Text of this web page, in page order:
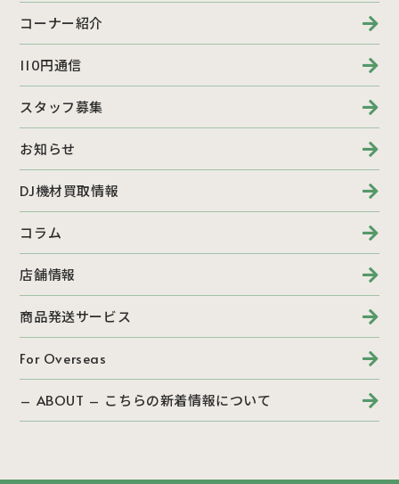
コーナー紹介
110円通信
スタッフ募集
お知らせ
DJ機材買取情報
コラム
店舗情報
商品発送サービス
For Overseas
– ABOUT – こちらの新着情報について